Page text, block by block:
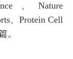
、Nature
、Protein Cell
。